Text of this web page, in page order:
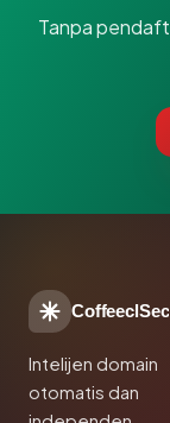
Tanpa
CoffeeclSec
Intelijen domain
otomatis dan